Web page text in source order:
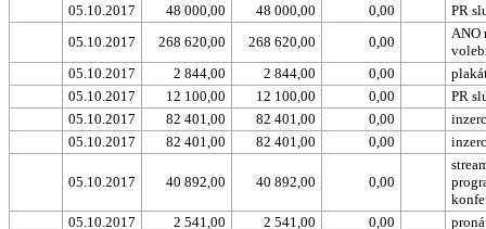
05.10.2017
48 000,00 48 000,00 0,00
PR
05.10.2017
268 620,00 268 620,00 0,00
ANO
05.10.2017
2 844,00 2 844,00 0,00
05.10.2017
12 100,00 12 100,00 0,00
PR
05.10.2017
82 401,00 82 401,00 0,00
05.10.2017
82 401,00 82 401,00 0,00
05.10.2017 40 892,00 40 892,00 0,00
05.10.2017
2 541,00 2 541,00 0,00